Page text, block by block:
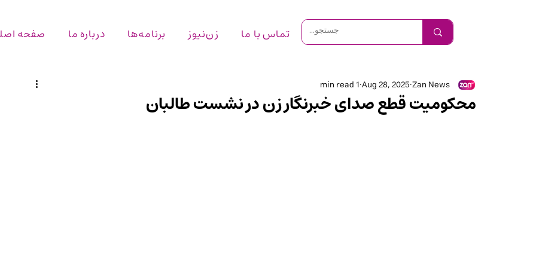
صفحه درباره ما برنامه‌ها زن‌نیوز تماس با ما
محکومیت قطع صدای خبرنگار زن در نشست طالبان
Zan News
Aug 28, 2025
1 min read